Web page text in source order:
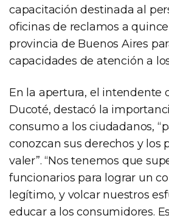
capacitación destinada al
oficinas de reclamos a
provincia de Buenos Aires
capacidades de atención a
En la apertura, el intendente
Ducoté, destacó la
consumo a los ciudadanos,
conozcan sus derechos y los
valer”. “Nos tenemos que
funcionarios para lograr un
legítimo, y volcar nuestros
educar a los consumidores.